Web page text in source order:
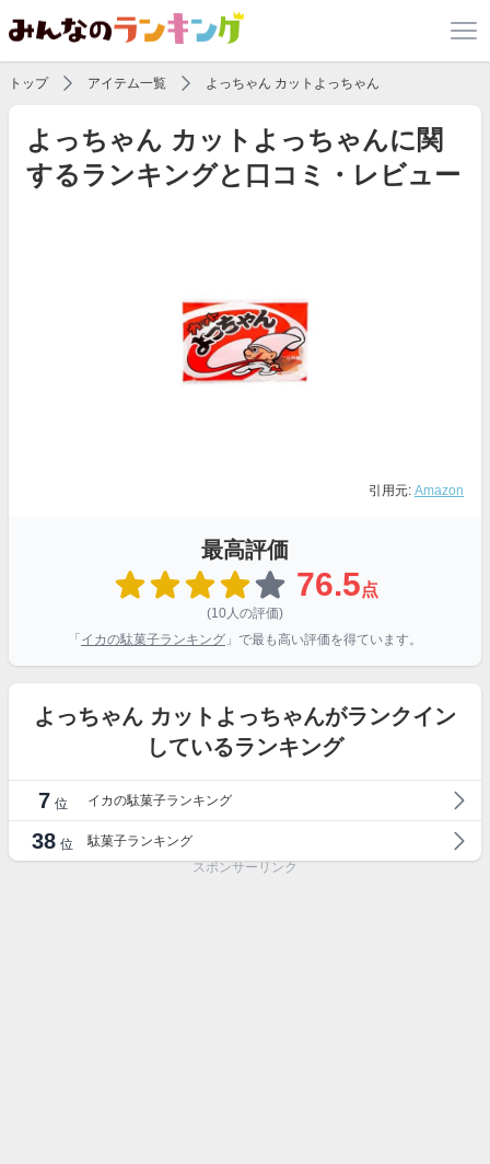
トップ アイテム一覧 よっちゃん カットよっちゃん
よっちゃん カットよっちゃんに関
するランキングと口コミ・レビュー
引用元: Amazon
最高評価
76.5点
(10人の評価)
「 イカの駄菓子ランキング 」で最も高い評価を得ています。
よっちゃん カットよっちゃんがランクイン
しているランキング
7 位 イカの駄菓子ランキング
38 位
駄菓子ランキング
スポンサーリンク